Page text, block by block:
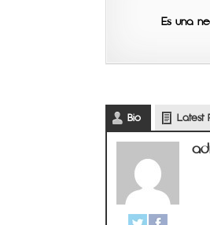
Es una
Bio Latest